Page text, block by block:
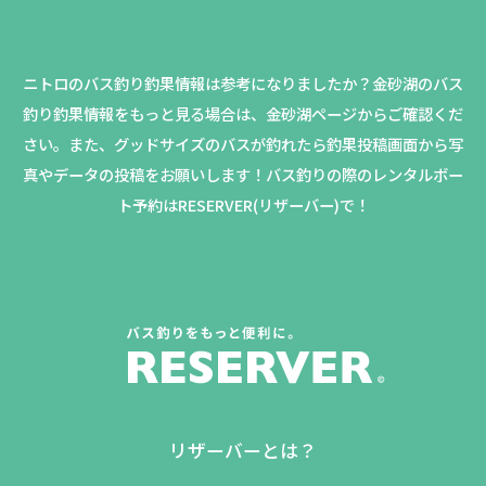
ニトロのバス釣り釣果情報は参考になりましたか？金砂湖のバス
釣り釣果情報をもっと見る場合は、金砂湖ページからご確認くだ
さい。 また、グッドサイズのバスが釣れたら釣果投稿画面から写
真やデータの投稿をお願いします！バス釣りの際のレンタルボー
ト予約はRESERVER(リザーバー)で！
リザーバーとは？